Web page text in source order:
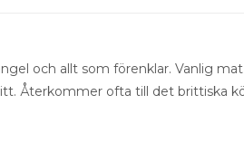
och allt som förenklar. Vanlig
Återkommer ofta till det brittiska